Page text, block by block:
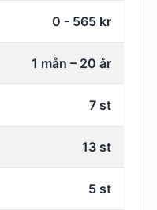
0 - 565 kr
1 mån – 20 år
7 st
13 st
5 st